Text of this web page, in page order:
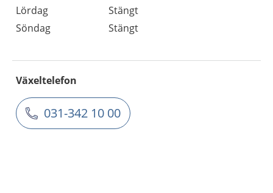
Lördag
Stängt
Söndag
Stängt
Växeltelefon
031-342 10 00